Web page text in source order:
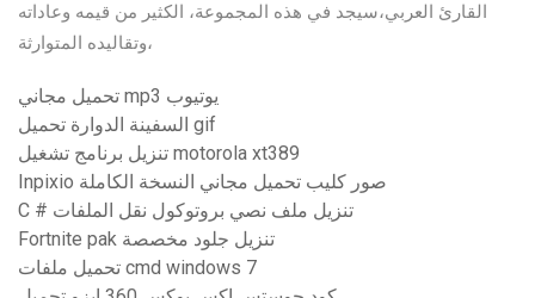
القارئ العربي،سيجد في هذه المجموعة، الكثير من قيمه وعاداته
وتقاليده المتوارثة،
تحميل مجاني mp3 يوتيوب
السفينة الدوارة تحميل gif
تنزيل برنامج تشغيل motorola xt389
Inpixio صور كليب تحميل مجاني النسخة الكاملة
C # تنزيل ملف نصي بروتوكول نقل الملفات
Fortnite pak تنزيل جلود مخصصة
تحميل ملفات cmd windows 7